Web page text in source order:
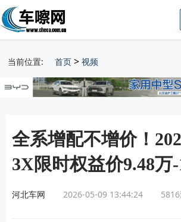
当前位置: 首页 > 视频
全系增配不增价！
3X限时权益价9.48万
河北车网 2026-05-09 13:44:24 5816